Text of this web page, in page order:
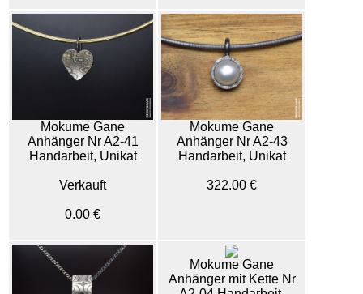
Mokume Gane
Anhänger Nr A2-41
Handarbeit, Unikat
Verkauft
0.00 €
Mokume Gane
Anhänger Nr A2-43
Handarbeit, Unikat
322.00 €
Mokume Gane
Anhänger mit Kette Nr